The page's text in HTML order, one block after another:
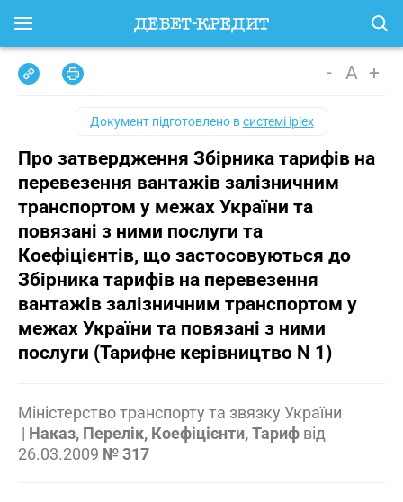
- A +
Документ підготовлено всистемі iplex
Про затвердження Збірника тарифів на
перевезення вантажів залізничним
транспортом у межах України та
повязані з ними послуги та
Коефіцієнтів, що застосовуються до
Збірника тарифів на перевезення
вантажів залізничним транспортом у
межах України та повязані з ними
послуги (Тарифне керівництво N 1)
Міністерство транспорту та звязку України
| Наказ, Перелік, Коефіцієнти, Тариф від
26.03.2009 № 317